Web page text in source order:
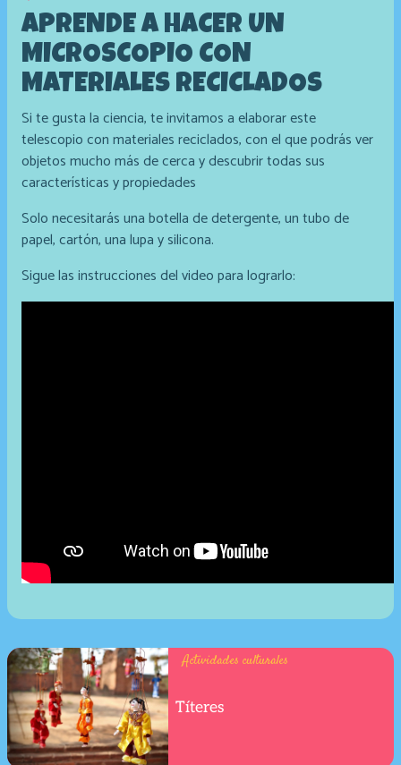
APRENDE A HACER UN
MICROSCOPIO CON
MATERIALES RECICLADOS
Si te gusta la ciencia, te invitamos a elaborar este
telescopio con materiales reciclados, con el que podrás ver
objetos mucho más de cerca y descubrir todas sus
características y propiedades
Solo necesitarás una botella de detergente, un tubo de
papel, cartón, una lupa y silicona.
Sigue las instrucciones del video para lograrlo:
Actividades culturales
Títeres